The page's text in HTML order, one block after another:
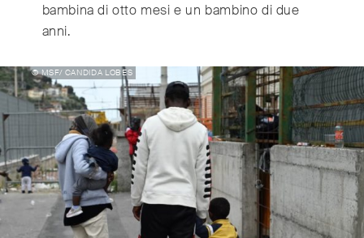
bambina di otto mesi e un bambino di due
anni.
© MSF/ CANDIDA LOBES
Netherlands (Nederlands)
Norway
South Africa (English)
South East Asia (汉语/English)
South Korea (한국어)
Spain (Español)
Sweden (Svenska)
Switzerland (Deutsch/Français)
Turkey (Türkiye)